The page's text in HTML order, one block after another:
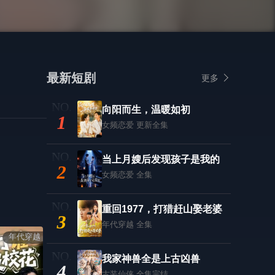
年代穿越
最新短剧 更多
1
向阳而生，温暖如初
女频恋爱 更新全集
2
当上月嫂后发现孩子是我的
女频恋爱 全集
3
重回1977，打猎赶山娶老婆
年代穿越 全集
我家神兽全是上古凶兽